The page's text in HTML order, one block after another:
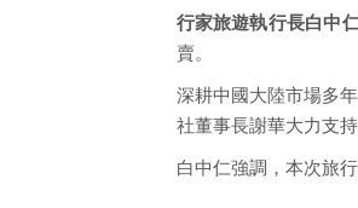
行家旅遊執行長白中
賣。
深耕中國大陸市場多
社董事長謝華大力支
白中仁強調，本次旅